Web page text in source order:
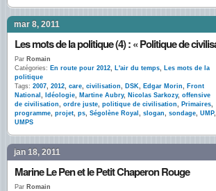
mar 8, 2011
Par Romain
Catégories: En route pour 2012, L'air du temps, Les mots de la
politique
Tags: 2007, 2012, care, civilisation, DSK, Edgar Morin, Front
National , Idéologie, Martine Aubry, Nicolas Sarkozy, offensive
de civilisation, ordre juste, politique de civilisation, Primaires,
programme, projet, ps, Ségolène Royal , slogan, sondage, UMP,
UMPS
jan 18, 2011
Marine Le Pen et le Petit Chaperon Rouge
Par Romain